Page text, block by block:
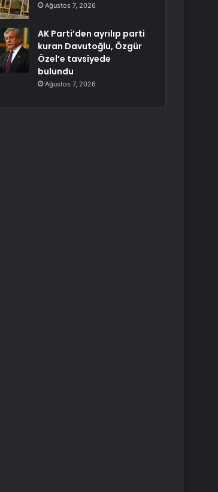
Ağustos 7, 2026
AK Parti’den ayrılıp parti
kuran Davutoğlu, Özgür
Özel’e tavsiyede
bulundu
Ağustos 7, 2026